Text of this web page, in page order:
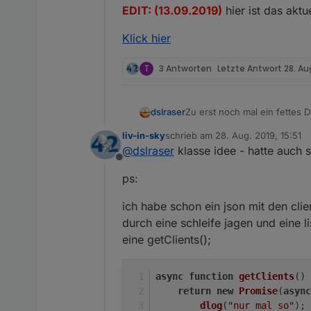
EDIT: (13.09.2019) hier ist das
Klick hier
T 3 Antworten Letzte Antwort 28.
dslraserZu erst noch mal ein fettes
Ich eröffne diesen Beitrag,
den Unifi Adapter geht.
Das einzige was man sich
Status sehen will. Zu finden
Ich habe mich bewusst für
kann. Z.B. Alexa, schalte
@thewhobox
Ich hoffe Ihr habt nix
(Hätte da noch einen
EDIT: (13.09.2019) hier ist
Offline
liv-in-skyschrieb am 28. Aug. 2019, 15:51
zuletzt editiert von
@dslraser klasse idee - hatte auch
ps:
ich habe schon ein json mit den
durch eine schleife jagen und eine
eine getClients();
async function getClients( )
return new Promise(async
dlog( "nur mal so" );